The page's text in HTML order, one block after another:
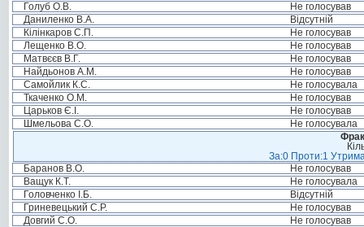
Голуб О.В.
Не голосував
Даниленко В.А.
Відсутній
Кілінкаров С.П.
Не голосував
Лещенко В.О.
Не голосував
Матвєєв В.Г.
Не голосував
Найдьонов А.М.
Не голосував
Самойлик К.С.
Не голосувала
Ткаченко О.М.
Не голосував
Царьков Є.І.
Не голосував
Шмельова С.О.
Не голосувала
За:0 Проти:1
Баранов В.О.
Не голосував
Ващук К.Т.
Не голосувала
Головченко І.Б.
Відсутній
Гриневецький С.Р.
Не голосував
Довгий С.О.
Не голосував